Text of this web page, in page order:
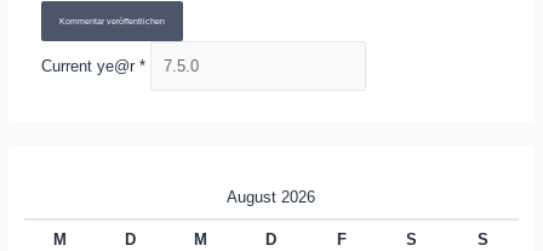
Current ye@r*
August 2026
M D M D F S S